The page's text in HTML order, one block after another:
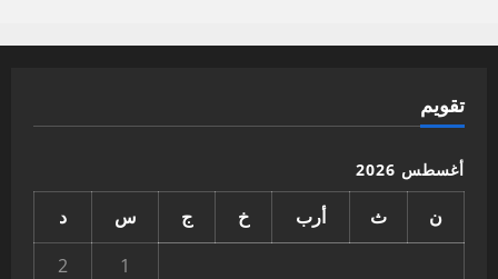
تقويم
أغسطس 2026
ن ث أرب خ ج س
د
1
2